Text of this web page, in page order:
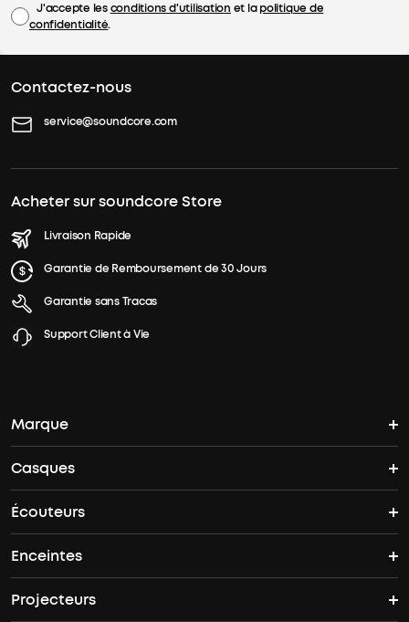
J'accepte lesconditions d'utilisation et lapolitique de
confidentialité.
Contactez-nous
service@soundcore.com
Acheter sur soundcore Store
Livraison Rapide
Garantie de Remboursement de 30 Jours
Garantie sans Tracas
Support Client à Vie
Marque
L'histoire de soundcore
Où acheter
Offres groupées
soundcore Care
Casques
Casques Bluetooth
Casques Antibruit
Space 2
Écouteurs
Écouteurs sans fil
Liberty 5 Pro Max
Enceintes
Enceintes Bluetooth
Projecteurs